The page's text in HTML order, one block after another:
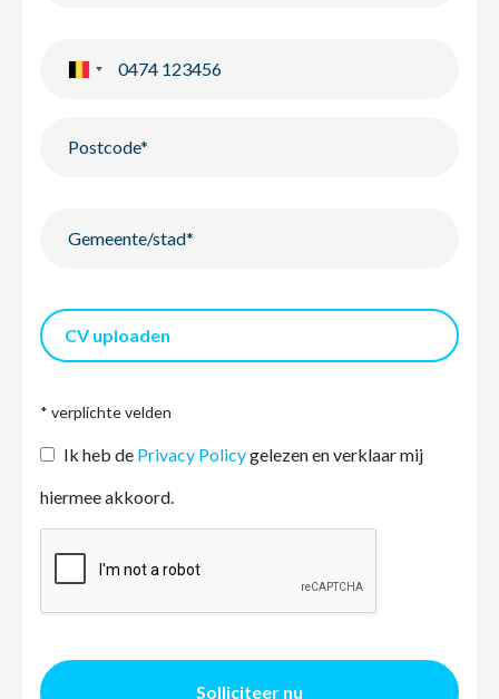
CV uploaden
* verplichte velden
Ik heb de Privacy Policygelezen en verklaar mij
hiermee akkoord.
Solliciteer nu